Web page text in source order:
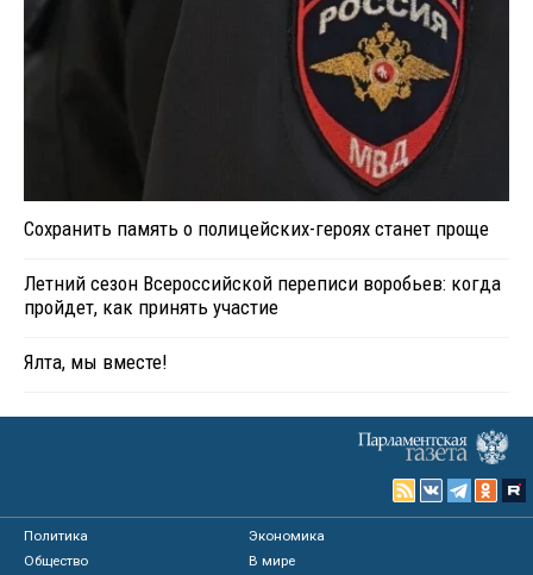
Сохранить память о полицейских-героях станет проще
Летний сезон Всероссийской переписи воробьев: когда
пройдет, как принять участие
Ялта, мы вместе!
Политика
Экономика
Общество
В мире